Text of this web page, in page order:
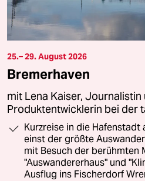
25.– 29. August 2026
Bremerhaven
mit Lena Kaiser, Journalistin
Produktentwicklerin bei der
Kurzreise in die Hafenstadt
einst der größte
mit Besuch der berühmten
"Auswandererhaus" und
Ausflug ins Fischerdorf